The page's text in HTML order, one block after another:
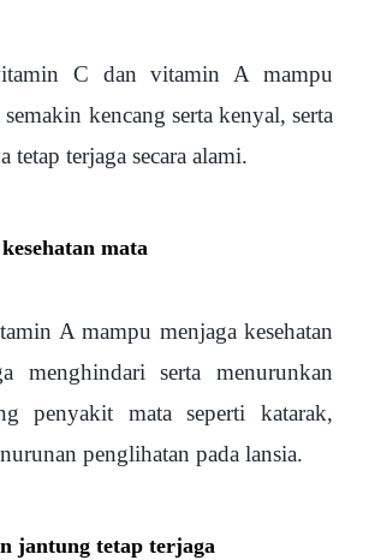
C dan vitamin A mampu
kencang serta kenyal, serta
tetap terjaga secara alami.
mata
A mampu menjaga kesehatan
menghindari serta menurunkan
penyakit mata seperti katarak,
penglihatan pada lansia.
jantung tetap terjaga